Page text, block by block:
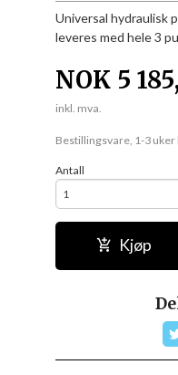
Universal hydraulisk
leveres med hele 3
NOK 5
inkl. mva.
Bestillingsvare, 1-3
Antall
Kjøp